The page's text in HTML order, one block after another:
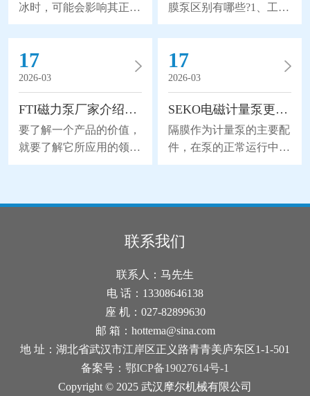
冰时，可能会影响其正常
运行，给我们带来不可挽
回的损失。所以隔膜泵的
空气阀出现结冰怎么办
呢？1、加热阀体：如果
空气阀结冰，可以尝试使
用加热器或加热带等加热
装置加热阀体。将适量的
热量传导到阀体上，可以
使结冰的冰块融化，并恢
坏导致的。检查空气阀的
密封件，并确保其完好无
损。如果发现密封件破
损，建议及时换上新的密
膜泵区别有哪些?1、工作
原理区别电动隔膜泵以是
电力驱动(默认380V，
50Hz)，采用摆线钱轮减
速机传动，通过曲轴滑块
机构带动双隔膜作往复无
能无力，使工作腔容积发
生交替变化从而达到将液
体不断地吸入和排出。同
时，由于隔膜材质取得了
离心泵、螺杆泵来应用于
石化、陶瓷、冶金等行
业。气动隔膜泵是以压缩
17
2026-03
FTI磁力泵厂家介绍磁力泵的应用领域
要了解一个产品的价值，
就要了解它所应用的领
域。下面FTI磁力泵厂家
分支，磁力泵是一种将永
磁联轴的工作原理应用于
离心泵的新产品。磁力泵
主要应用于电脑水冷系
泉，工艺品，咖啡机，饮
水机，无土栽培，洗牙
器，热水器加压，热水循
环，游泳池水循环过滤，
洗脚冲浪按摩盆，冲浪按
17
2026-03
SEKO电磁计量泵更换隔膜的流程分析
隔膜作为计量泵的主要配
件，在泵的正常运行中起
到了关键性的作用，也因
护时，更换隔膜是使用电
磁计量泵的较佳方式。下
面我们来分析一下SEKO
位在计量泵的后面。2、
计量泵头松动后，拆卸计
量泵头前，将行程总长度
调节到0%的部位。电磁
联系我们
联系人：马先生
电 话：13308646138
座 机：027-82899630
邮 箱：hottema@sina.com
地 址：湖北省武汉市江岸区正义路青青美庐东区1-1-501
备案号： 鄂ICP备19027614号-1
Copyright © 2025 武汉摩尔机械有限公司